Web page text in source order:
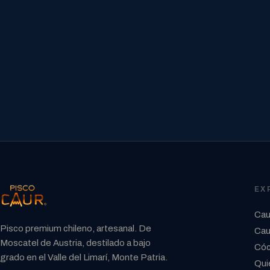
Pisco premium chileno, artesanal. De
Moscatel de Austria, destilado a bajo
grado en el Valle del Limarí, Monte Patria.